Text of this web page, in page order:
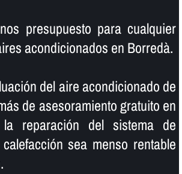
presupuesto para cualquier
acondicionados en Borredà.
del aire acondicionado de
de asesoramiento gratuito en
reparación del sistema de
sea menso rentable